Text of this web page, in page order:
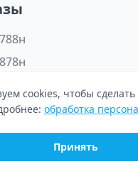
2026. Все права
cookies, чтобы сделать
обработка
Принять